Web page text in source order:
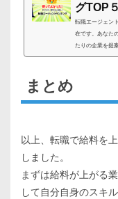
グTOP
転職エージェン
在です。あなた
たりの企業を提
まとめ
以上、転職で給料を
しました。
まずは給料が上がる
して自分自身のスキ